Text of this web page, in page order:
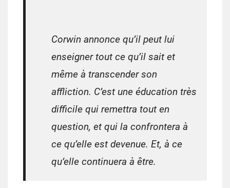
Corwin annonce qu’il peut lui
enseigner tout ce qu’il sait et
même à transcender son
affliction. C’est une éducation très
difficile qui remettra tout en
question, et qui la confrontera à
ce qu’elle est devenue. Et, à ce
qu’elle continuera à être.